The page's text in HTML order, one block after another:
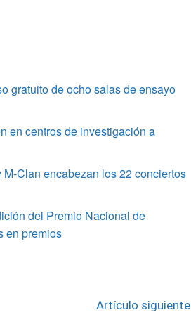
gratuito de ocho salas de ensayo
en centros de investigación a
Clan encabezan los 22 conciertos
del Premio Nacional de
en premios
Artículo siguiente